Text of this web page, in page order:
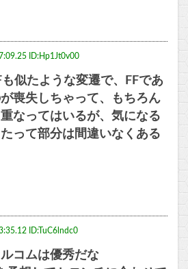
ID:Hp1Jt0v00
似たような変遷で、FFであ
喪失しちゃって、もちろん
なってはいるが、気になる
って部分は間違いなくある
ID:TuC6lndc0
コムは優秀だな